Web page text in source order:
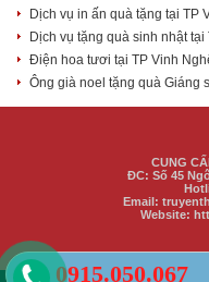
Dịch vụ in ấn quà tặng tại TP
Dịch vụ tặng quà sinh nhật tại
Điện hoa tươi tại TP Vinh
Ông già noel tặng quà Giáng
CUNG
ĐC: Số 45
Email:
Website:
0915.050.067